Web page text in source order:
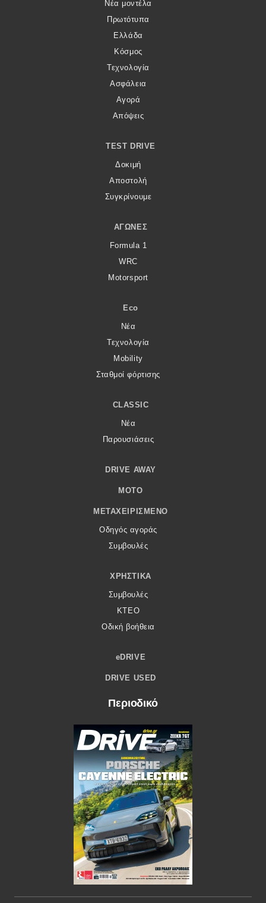
Νέα μοντέλα
Πρωτότυπα
Ελλάδα
Κόσμος
Τεχνολογία
Ασφάλεια
Αγορά
Απόψεις
TEST DRIVE
Δοκιμή
Αποστολή
Συγκρίνουμε
ΑΓΏΝΕΣ
Formula 1
WRC
Motorsport
Eco
Νέα
Τεχνολογία
Mobility
Σταθμοί φόρτισης
CLASSIC
Νέα
Παρουσιάσεις
DRIVE AWAY
MOTO
ΜΕΤΑΧΕΙΡΙΣΜΈΝΟ
Οδηγός αγοράς
Συμβουλές
ΧΡΗΣΤΙΚΆ
Συμβουλές
ΚΤΕΟ
Οδική βοήθεια
eDRIVE
DRIVE USED
Περιοδικό